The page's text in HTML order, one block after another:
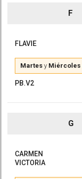
F
FLAVIE
Martes y Miércoles
PB.V2
G
CARMEN
VICTORIA